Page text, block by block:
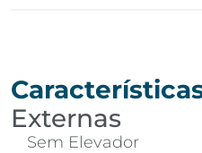
Externas
Sem Elevador